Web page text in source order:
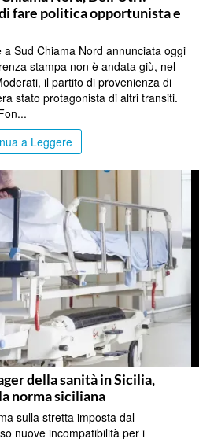
fare politica opportunista e
a Sud Chiama Nord annunciata oggi
stampa non è andata giù, nel
il partito di provenienza di
stato protagonista di altri transiti.
a Leggere
della sanità in Sicilia,
norma siciliana
sulla stretta imposta dal
nuove incompatibilità per i